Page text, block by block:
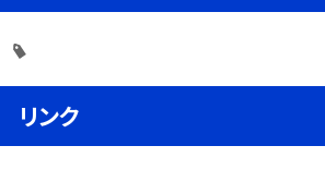
リンク